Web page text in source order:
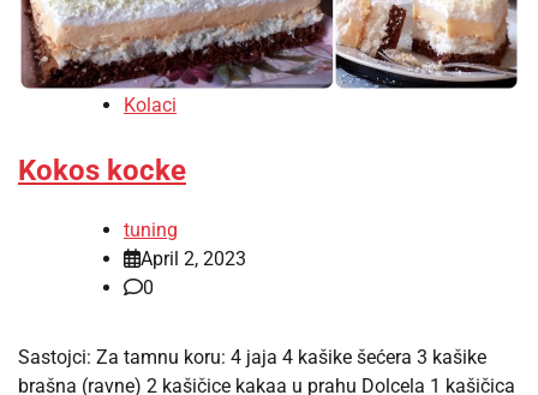
Kolaci
Kokos kocke
tuning
April 2, 2023
0
Sastojci: Za tamnu koru: 4 jaja 4 kašike šećera 3 kašike
brašna (ravne) 2 kašičice kakaa u prahu Dolcela 1 kašičica